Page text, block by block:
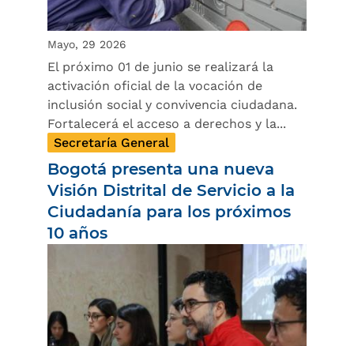
Mayo, 29 2026
El próximo 01 de junio se realizará la
activación oficial de la vocación de
inclusión social y convivencia ciudadana.
Fortalecerá el acceso a derechos y la...
Secretaría General
Bogotá presenta una nueva
Visión Distrital de Servicio a la
Ciudadanía para los próximos
10 años